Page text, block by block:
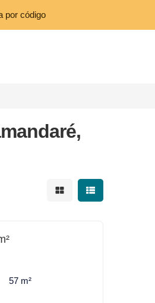
Mostrar resultados em
Mostrar
57 m²